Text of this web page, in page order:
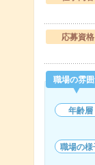
応募資格
職場の雰
年齢層
職場の様